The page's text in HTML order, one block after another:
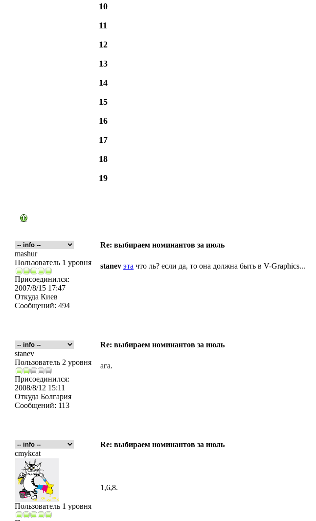
10
11
12
13
14
15
16
17
18
19
Re: выбираем номинантов за июль
mashur
Пользователь 1 уровня
Присоединился:
2007/8/15 17:47
Откуда Киев
Сообщений: 494
stanev эта что ль? если да, то она должна быть в V-Graphics...
Re: выбираем номинантов за июль
stanev
Пользователь 2 уровня
Присоединился:
2008/8/12 15:11
Откуда Болгария
Сообщений: 113
ага.
Re: выбираем номинантов за июль
cmykcat
Пользователь 1 уровня
1,6,8.